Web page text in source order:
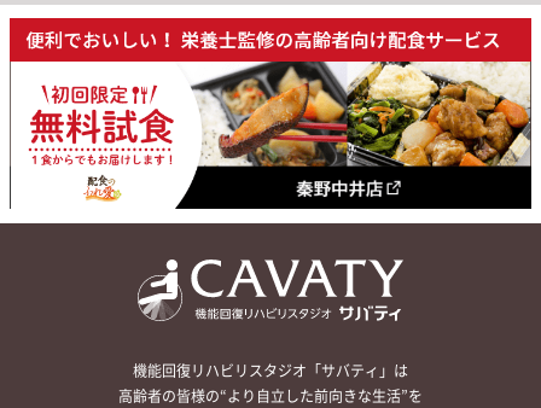
機能回復リハビリスタジオ「サバティ」は
高齢者の皆様の“より自立した前向きな生活”を